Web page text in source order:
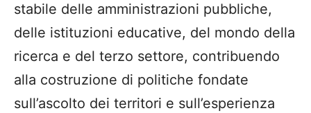
stabile delle amministrazioni pubbliche,
delle istituzioni educative, del mondo della
ricerca e del terzo settore, contribuendo
alla costruzione di politiche fondate
sull’ascolto dei territori e sull’esperienza